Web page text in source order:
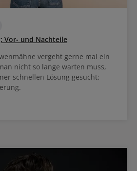
Vor- und Nachteile
vergeht gerne mal ein
nicht so lange warten muss,
schnellen Lösung gesucht: